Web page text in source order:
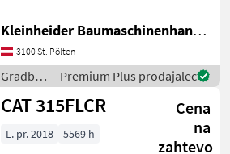
goseničar
Kleinheider Baumaschinenhandel GmbH.
3100 St. Pölten
Gradbeni
stroji /
CAT
Premium Plus prodajalec
CAT 315FLCR
Cena
na
zahtevo
L. pr. 2018 5569 h